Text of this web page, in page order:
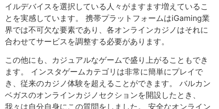
イルデバイスを選択している人々がますます増えているこ
とを実感しています。 携帯プラットフォームはiGaming業
界では不可欠な要素であり、各オンラインカジノはそれに
合わせてサービスを調整する必要があります。
この他にも、カジュアルなゲームで盛り上がることもでき
ます。 インスタゲームカテゴリは非常に簡単にプレイで
き、従来のカジノ体験を超えることができます。 バルカン
ベガスのオンラインカジノセクションを開設したとき、
我々は自分自身にこの質問をしました。 安全なオンライン